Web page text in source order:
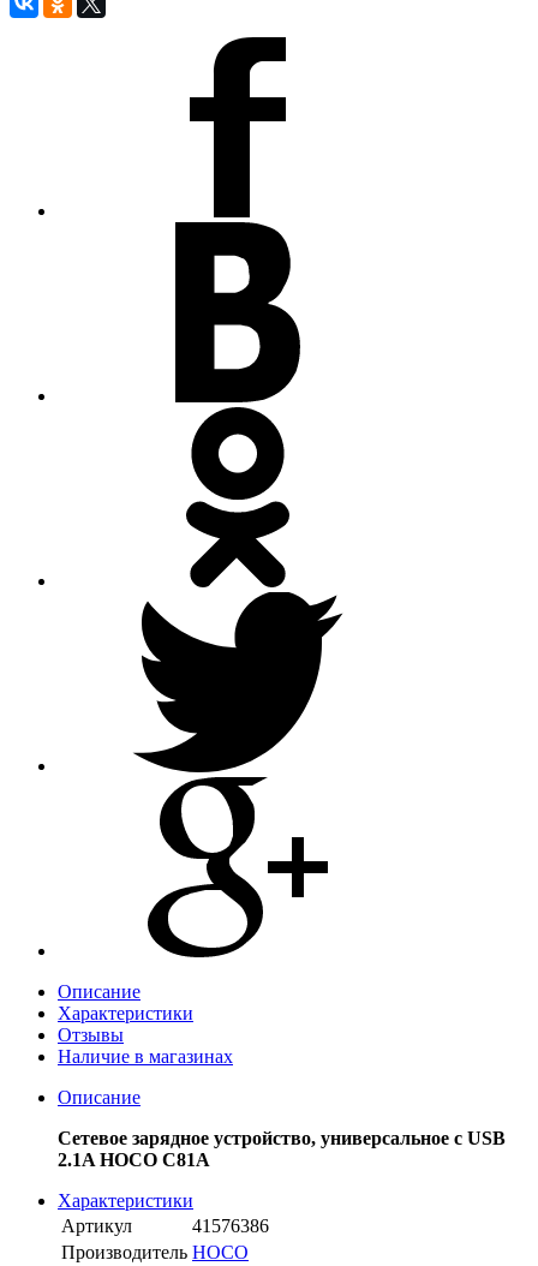
Описание
Характеристики
Отзывы
Наличие в магазинах
Описание
Сетевое зарядное устройство, универсальное с USB
2.1A HOCO C81A
Характеристики
Артикул
41576386
Производитель HOCO